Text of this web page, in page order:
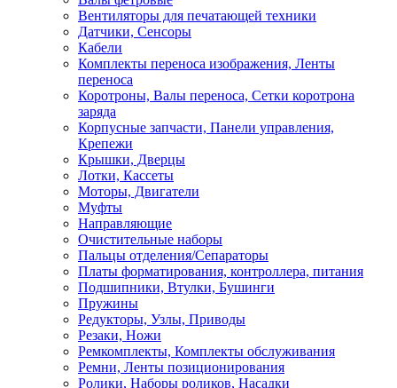
Вентиляторы для печатающей техники
Датчики, Сенсоры
Кабели
Комплекты переноса изображения, Ленты
переноса
Коротроны, Валы переноса, Сетки коротрона
заряда
Корпусные запчасти, Панели управления,
Крепежи
Крышки, Дверцы
Лотки, Кассеты
Моторы, Двигатели
Муфты
Направляющие
Очистительные наборы
Пальцы отделения/Сепараторы
Платы форматирования, контроллера, питания
Подшипники, Втулки, Бушинги
Пружины
Редукторы, Узлы, Приводы
Резаки, Ножи
Ремкомплекты, Комплекты обслуживания
Ремни, Ленты позиционирования
Ролики, Наборы роликов, Насадки